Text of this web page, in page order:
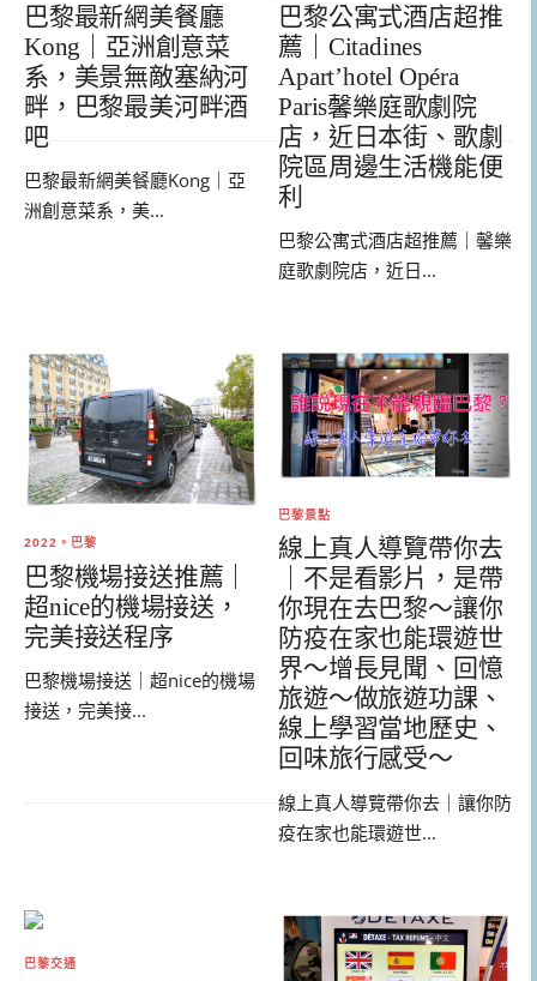
巴黎最新網美餐廳
Kong｜亞洲創意菜
系，美景無敵塞納河
畔，巴黎最美河畔酒
吧
巴黎最新網美餐廳Kong｜亞
洲創意菜系，美...
巴黎公寓式酒店超推
薦｜Citadines
Apart’hotel Opéra
Paris馨樂庭歌劇院
店，近日本街、歌劇
院區周邊生活機能便
利
巴黎公寓式酒店超推薦｜馨樂
庭歌劇院店，近日...
2022。巴黎
巴黎機場接送推薦｜
超nice的機場接送，
完美接送程序
巴黎機場接送｜超nice的機場
接送，完美接...
巴黎景點
線上真人導覽帶你去
｜不是看影片，是帶
你現在去巴黎～讓你
防疫在家也能環遊世
界～增長見聞、回憶
旅遊～做旅遊功課、
線上學習當地歷史、
回味旅行感受～
線上真人導覽帶你去｜讓你防
疫在家也能環遊世...
巴黎交通